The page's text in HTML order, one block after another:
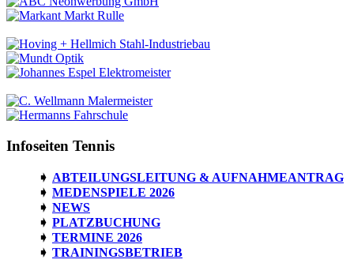
Infoseiten Tennis
ABTEILUNGSLEITUNG & AUFNAHMEANTRAG
MEDENSPIELE 2026
NEWS
PLATZBUCHUNG
TERMINE 2026
TRAININGSBETRIEB